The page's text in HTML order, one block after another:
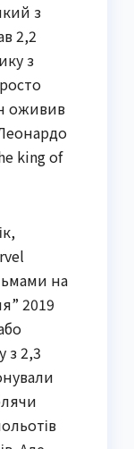
з
2,2
з
оживив
king of
на
2019
з 2,3